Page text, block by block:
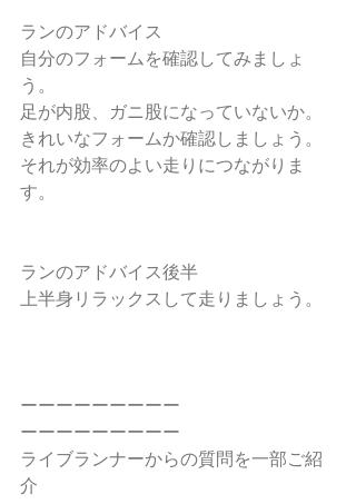
ランのアドバイス
自分のフォームを確認してみましょ
う。
足が内股、ガニ股になっていないか。
きれいなフォームか確認しましょう。
それが効率のよい走りにつながりま
す。
ランのアドバイス後半
上半身リラックスして走りましょう。
ーーーーーーーーー
ーーーーーーーーー
ライブランナーからの質問を一部ご紹
介